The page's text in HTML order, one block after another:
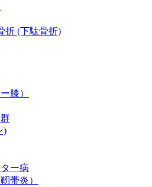
折 (下駄骨折)
膝）
)
ー病
帯炎）